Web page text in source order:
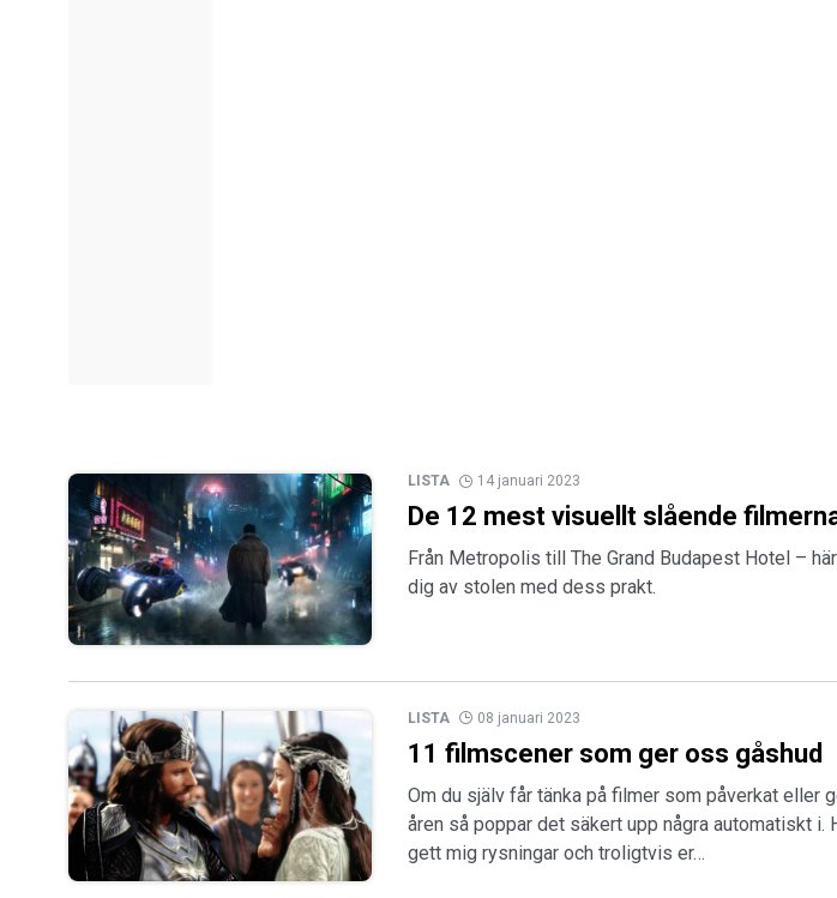
LISTA 14 januari 2023
De 12 mest visuellt slående
Från Metropolis till The Grand Budapest Hotel –
dig av stolen med dess prakt.
LISTA 08 januari 2023
11 filmscener som ger oss gåshud
Om du själv får tänka på filmer som påverkat eller
åren så poppar det säkert upp några automatiskt i.
gett mig rysningar och troligtvis er…